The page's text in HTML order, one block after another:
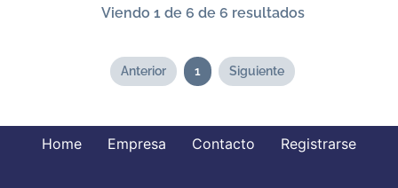
Viendo 1 de 6 de 6 resultados
Anterior 1 Siguiente
Home Empresa Contacto Registrarse